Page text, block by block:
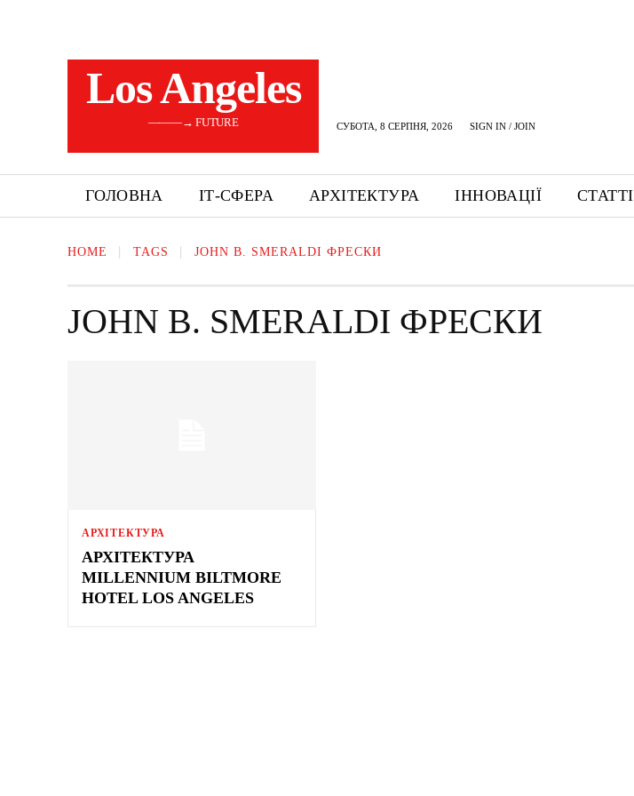
Los Angeles
———→ FUTURE СУБОТА, 8 СЕРПНЯ, 2026 SIGN IN / JOIN
ГОЛОВНА ІТ-СФЕРА АРХІТЕКТУРА ІННОВАЦІЇ СТАТТІ
HOME TAGS JOHN B. SMERALDI ФРЕСКИ
JOHN B. SMERALDI ФРЕСКИ
АРХІТЕКТУРА
АРХІТЕКТУРА
MILLENNIUM BILTMORE
HOTEL LOS ANGELES